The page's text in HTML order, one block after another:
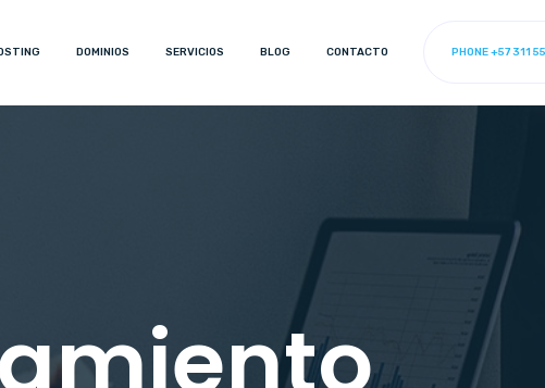
DOMINIOS SERVICIOS BLOG CONTACTO PHONE +57 311